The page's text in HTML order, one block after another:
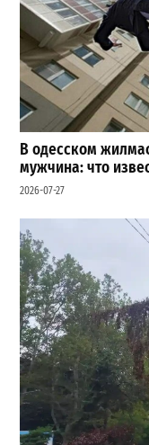
В одесском
мужчина: что
2026-07-27